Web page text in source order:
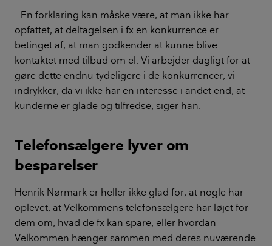
– En forklaring kan måske være, at man ikke har
opfattet, at deltagelsen i fx en konkurrence er
betinget af, at man godkender at kunne blive
kontaktet med tilbud om el. Vi arbejder dagligt for at
gøre dette endnu tydeligere i de konkurrencer, vi
indrykker, da vi ikke har en interesse i andet end, at
kunderne er glade og tilfredse, siger han.
Telefonsælgere lyver om
besparelser
Henrik Nørmark er heller ikke glad for, at nogle har
oplevet, at Velkommens telefonsælgere har løjet for
dem om, hvad de fx kan spare, eller hvordan
Velkommen hænger sammen med deres nuværende